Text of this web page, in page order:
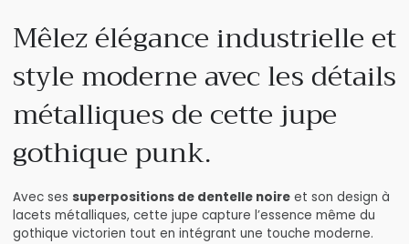
Mêlez élégance industrielle et
style moderne avec les détails
métalliques de cette jupe
gothique punk.
Avec ses superpositions de dentelle noireet son design à
lacets métalliques, cette jupe capture l’essence même du
gothique victorien tout en intégrant une touche moderne.